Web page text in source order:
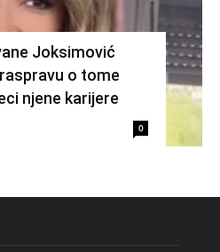
Joksimović
o tome
njene karijere
0